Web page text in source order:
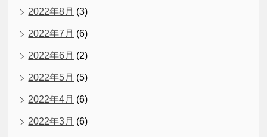
2022年8月 (3)
2022年7月 (6)
2022年6月 (2)
2022年5月 (5)
2022年4月 (6)
2022年3月 (6)